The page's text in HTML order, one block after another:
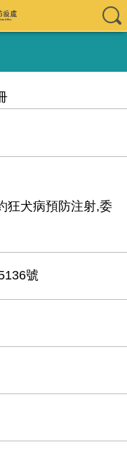
狂犬病預防注射,委
號